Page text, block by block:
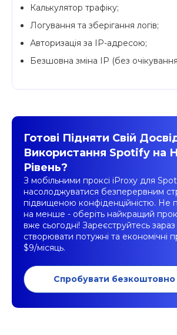
Калькулятор трафіку;
Логування та зберігання логів;
Авторизація за IP-адресою;
Безшовна зміна IP (без
Готові Підняти Свій
Використання Spotify на
Рівень?
З мобільними проксі iProxy для
насолоджуватися безперервним
підвищеною конфіденційністю. Не
на менше - оберіть найкращий
вже сьогодні! Зареєструйтесь зараз
створювати потужні та економічні
$9/місяць.
Спробувати безкоштовно